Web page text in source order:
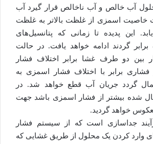
آب خالص و آب ناخالص قرار گیرد آب
خاصیت اسمزی از غلظت بالاتر به غلظت
این پدیده تا زمانی که پتانسیل‌های
گردند ادامه خواهد یافت. در حالت
بین دو طرف غشا برابر اختلاف فشار
برابر با اختلاف فشار اسمزی به
گردد جریان آب قطع خواهد شد. در
شده بیشتر از فشار اسمزی باشد جهت
خواهد گردید.
جداسازی است که از سیستم فشار
وارد کردن یک محلول از طریق غشایی که